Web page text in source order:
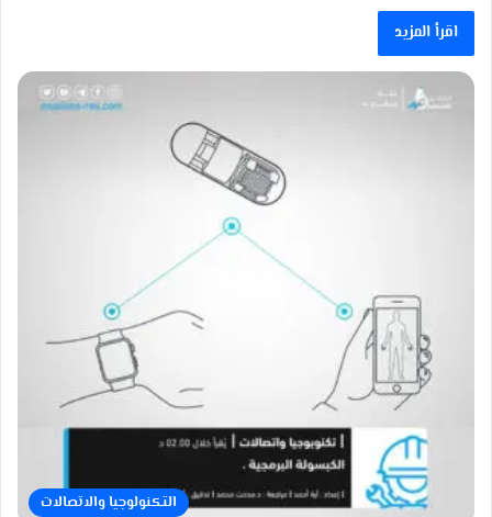
اقرأ المزيد
التكنولوجيا والاتصالات